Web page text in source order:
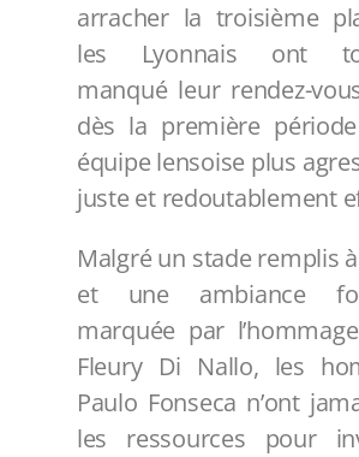
arracher la troisième
les Lyonnais ont
manqué leur rendez-
dès la première
équipe lensoise plus
juste et redoutablement
Malgré un stade remplis
et une ambiance
marquée par
Fleury Di Nallo, les
Paulo Fonseca n’ont
les ressources pour